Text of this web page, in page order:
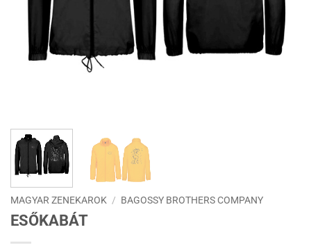
MAGYAR ZENEKAROK / BAGOSSY BROTHERS COMPANY
ESŐKABÁT